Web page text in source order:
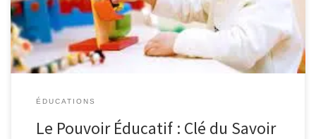
et les valeurs nécessaires pour réussir dans la vie. En investissant
dans l’éducation, nous investissons […]
ÉDUCATIONS
Le Pouvoir Éducatif : Clé du Savoir